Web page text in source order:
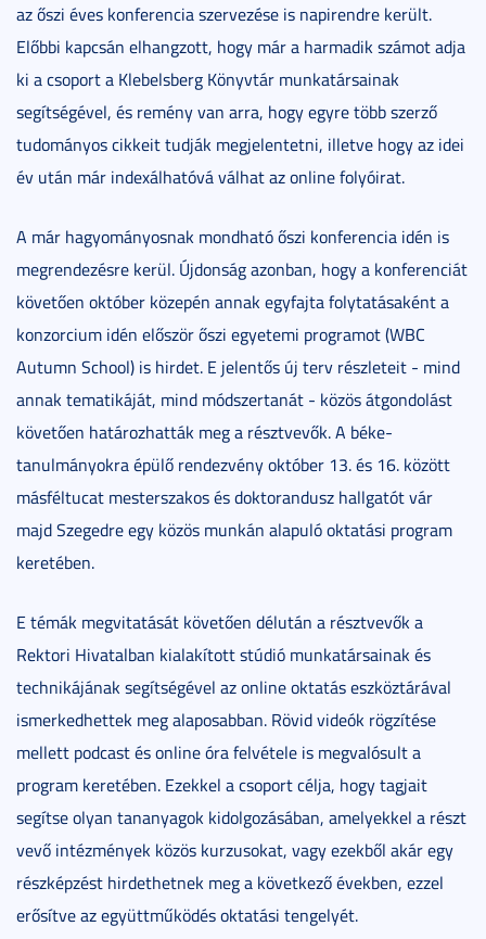
az őszi éves konferencia szervezése is napirendre került.
Előbbi kapcsán elhangzott, hogy már a harmadik számot adja
ki a csoport a Klebelsberg Könyvtár munkatársainak
segítségével, és remény van arra, hogy egyre több szerző
tudományos cikkeit tudják megjelentetni, illetve hogy az idei
év után már indexálhatóvá válhat az online folyóirat.
A már hagyományosnak mondható őszi konferencia idén is
megrendezésre kerül. Újdonság azonban, hogy a konferenciát
követően október közepén annak egyfajta folytatásaként a
konzorcium idén először őszi egyetemi programot (WBC
Autumn School) is hirdet. E jelentős új terv részleteit - mind
annak tematikáját, mind módszertanát - közös átgondolást
követően határozhatták meg a résztvevők. A béke-
tanulmányokra épülő rendezvény október 13. és 16. között
másféltucat mesterszakos és doktorandusz hallgatót vár
majd Szegedre egy közös munkán alapuló oktatási program
keretében.
E témák megvitatását követően délután a résztvevők a
Rektori Hivatalban kialakított stúdió munkatársainak és
technikájának segítségével az online oktatás eszköztárával
ismerkedhettek meg alaposabban. Rövid videók rögzítése
mellett podcast és online óra felvétele is megvalósult a
program keretében. Ezekkel a csoport célja, hogy tagjait
segítse olyan tananyagok kidolgozásában, amelyekkel a részt
vevő intézmények közös kurzusokat, vagy ezekből akár egy
részképzést hirdethetnek meg a következő években, ezzel
erősítve az együttműködés oktatási tengelyét.